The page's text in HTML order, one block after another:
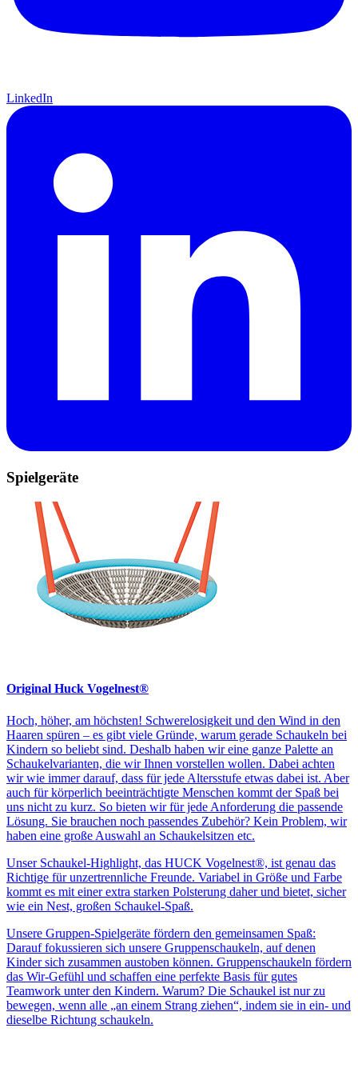
LinkedIn
Spielgeräte
Original Huck Vogelnest®
Hoch, höher, am höchsten! Schwerelosigkeit und den Wind in den
Haaren spüren – es gibt viele Gründe, warum gerade Schaukeln bei
Kindern so beliebt sind. Deshalb haben wir eine ganze Palette an
Schaukelvarianten, die wir Ihnen vorstellen wollen. Dabei achten
wir wie immer darauf, dass für jede Altersstufe etwas dabei ist. Aber
auch für körperlich beeinträchtigte Menschen kommt der Spaß bei
uns nicht zu kurz. So bieten wir für jede Anforderung die passende
Lösung. Sie brauchen noch passendes Zubehör? Kein Problem, wir
haben eine große Auswahl an Schaukelsitzen etc.
Unser Schaukel-Highlight, das HUCK Vogelnest®, ist genau das
Richtige für unzertrennliche Freunde. Variabel in Größe und Farbe
kommt es mit einer extra starken Polsterung daher und bietet, sicher
wie ein Nest, großen Schaukel-Spaß.
Unsere Gruppen-Spielgeräte fördern den gemeinsamen Spaß:
Darauf fokussieren sich unsere Gruppenschaukeln, auf denen
Kinder sich zusammen austoben können. Gruppenschaukeln fördern
das Wir-Gefühl und schaffen eine perfekte Basis für gutes
Teamwork unter den Kindern. Warum? Die Schaukel ist nur zu
bewegen, wenn alle „an einem Strang ziehen“, indem sie in ein- und
dieselbe Richtung schaukeln.